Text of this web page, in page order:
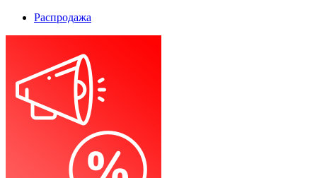
Распродажа